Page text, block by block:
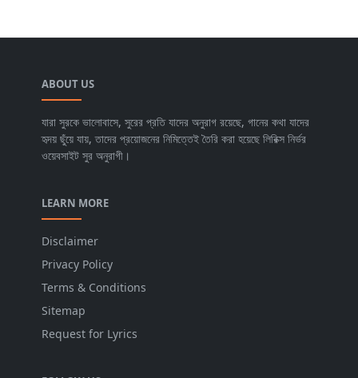
ABOUT US
যারা সুরকে ভালোবাসে, সুরের প্রতি যাদের অনুরাগ রয়েছে, গানের কথা যাদের
হৃদয় ছুঁয়ে যায়, তাদের প্রয়োজনের নিমিত্তেই তৈরি করা হয়েছে লিরিক্স নির্ভর
ওয়েবসাইট সুর অনুরাগী।
LEARN MORE
Disclaimer
Privacy Policy
Terms & Conditions
Sitemap
Request for Lyrics